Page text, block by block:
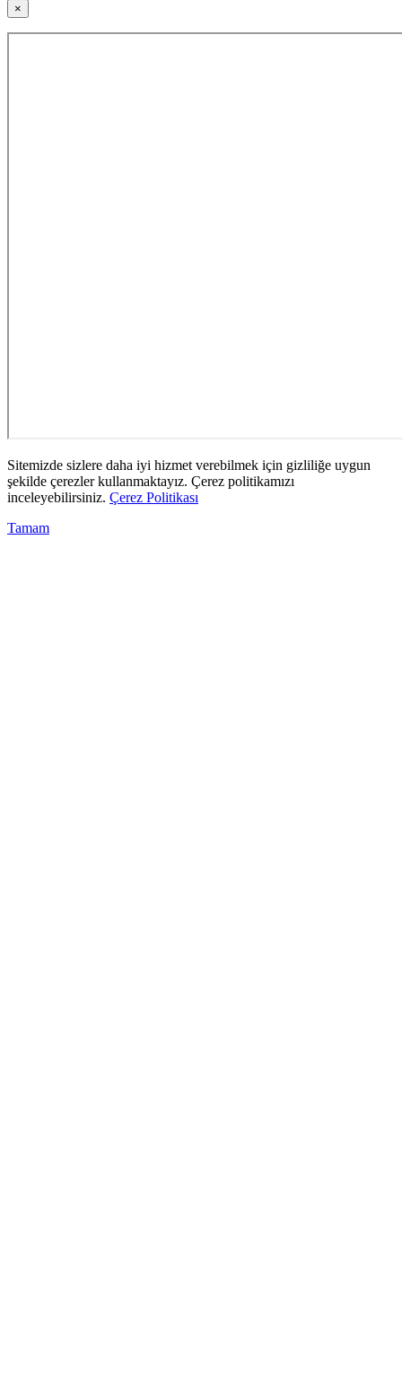
×
Sitemizde sizlere daha iyi hizmet verebilmek için gizliliğe uygun
şekilde çerezler kullanmaktayız. Çerez politikamızı
inceleyebilirsiniz. Çerez Politikası
Tamam